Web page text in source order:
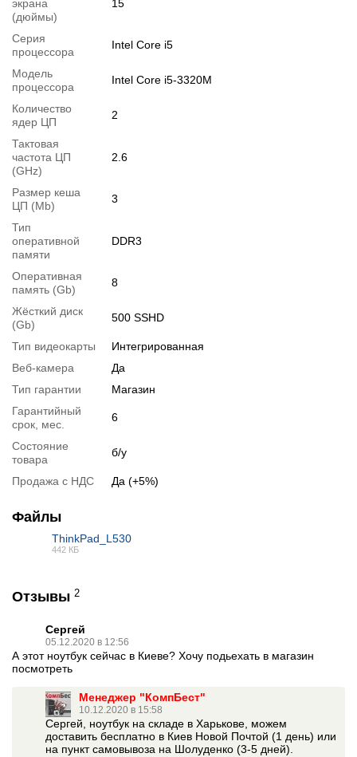
Спецификация процессора
Тестирование процессора
Видеообзоры
Перейти в начало обьявления >>
Написать на Email
экрана
(дюймы)
15
Серия
процессора
Intel Core i5
Модель
процессора
Intel Core i5-3320M
Количество
ядер ЦП
2
Тактовая
частота ЦП
(GHz)
2.6
Размер кеша
ЦП (Mb)
3
Тип
оперативной
памяти
DDR3
Оперативная
память (Gb)
8
Жёсткий диск
(Gb)
500 SSHD
Тип видеокарты
Интегрированная
Веб-камера
Да
Тип гарантии
Магазин
Гарантийный
срок, мес.
6
Состояние
товара
б/у
Продажа с НДС Да (+5%)
Файлы
ThinkPad_L530
442 КБ
Отзывы 2
Сергей
05.12.2020 в 12:56
А этот ноутбук сейчас в Киеве? Хочу подьехать в магазин
посмотреть
Менеджер "КомпБест"
10.12.2020 в 15:58
Сергей, ноутбук на складе в Харькове, можем
доставить бесплатно в Киев Новой Почтой (1 день) или
на пункт самовывоза на Шолуденко (3-5 дней).